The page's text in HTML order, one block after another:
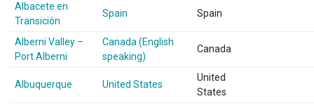
Albacete en
Transición
Spain Spain
Alberni Valley –
Port Alberni
Canada (English
speaking)
Canada
Albuquerque United States
United
States